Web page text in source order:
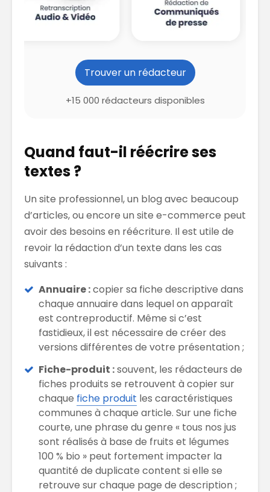
Trouver un rédacteur
+15 000 rédacteurs disponibles
Quand faut-il réécrire ses
textes ?
Un site professionnel, un blog avec beaucoup
d’articles, ou encore un site e-commerce peut
avoir des besoins en réécriture. Il est utile de
revoir la rédaction d’un texte dans les cas
suivants :
Annuaire :copier sa fiche descriptive dans
chaque annuaire dans lequel on apparaît
est contreproductif. Même si c’est
fastidieux, il est nécessaire de créer des
versions différentes de votre présentation ;
Fiche-produit :souvent, les rédacteurs de
fiches produits se retrouvent à copier sur
chaque fiche produit les caractéristiques
communes à chaque article. Sur une fiche
courte, une phrase du genre « tous nos jus
sont réalisés à base de fruits et légumes
100 % bio » peut fortement impacter la
quantité de duplicate content si elle se
retrouve sur chaque page de description ;